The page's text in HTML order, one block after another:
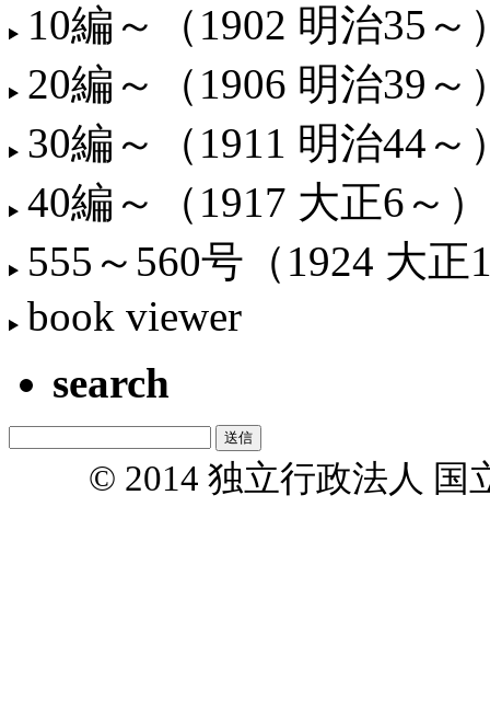
10編～（1902 明治35～
20編～（1906 明治39～
30編～（1911 明治44～
40編～（1917 大正6～）
555～560号（1924 大正
book viewer
search
© 2014 独立行政法人 国